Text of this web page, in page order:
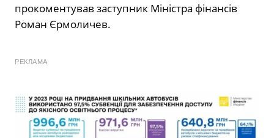
прокоментував заступник Міністра фінансів
Роман Єрмоличев.
РЕКЛАМА